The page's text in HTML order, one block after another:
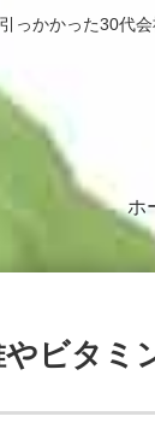
っかかった30代
ホ
ビタミ